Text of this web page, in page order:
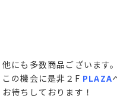
他にも多数商品ございます。
この機会に是非２F PLAZA
お待ちしております！